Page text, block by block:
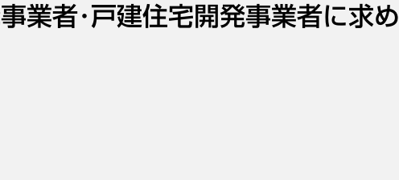
業者･戸建住宅開発事業者に求め